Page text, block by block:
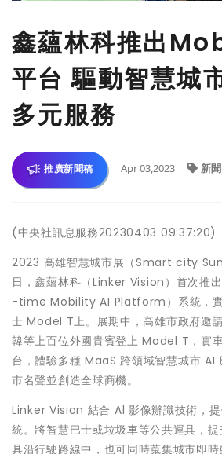
鑫蘊林科推出
平台 驅動智慧城
多元服務
推廣新聞稿 Apr 03,2023 新聞
(中央社訊息服務20230403 09:37:20)
2023 高雄智慧城市展（Smart city
日，鑫蘊林科（Linker Vision）首次推
-time Mobility AI Platform）系統，實
士 Model T上。展期中，高雄市政府邀
韓等上百位外國貴賓登上 Model T，實
台，體驗多種 MaaS 跨領域智慧城市 AI
市名聲並創造全球商機。
Linker Vision 結合 Al 影像辦識技術，
統。將智慧巴士或垃圾車等公共運具，
具沿行駛路線中，也可同時蒐集城市即